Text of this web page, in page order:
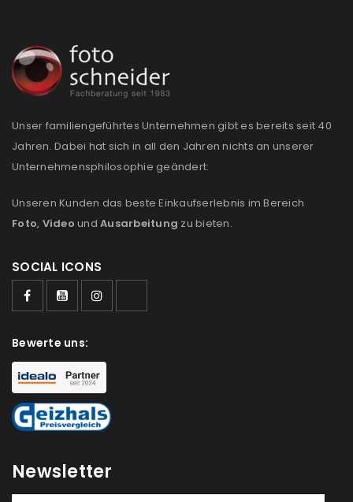
Please select all the ways you would like to hear from
us
Ja, ich möchte ein Kundenkonto eröffnen und
akzeptiere dieDatenschutzerklärung
REGISTRIEREN
Unser familiengeführtes Unternehmen gibt es bereits seit 40
Jahren. Dabei hat sich in all den Jahren nichts an unserer
Unternehmensphilosophie geändert:
Unseren Kunden das beste Einkaufserlebnis im Bereich
Foto, Video und Ausarbeitung zu bieten.
SOCIAL ICONS
Bewerte uns:
Newsletter